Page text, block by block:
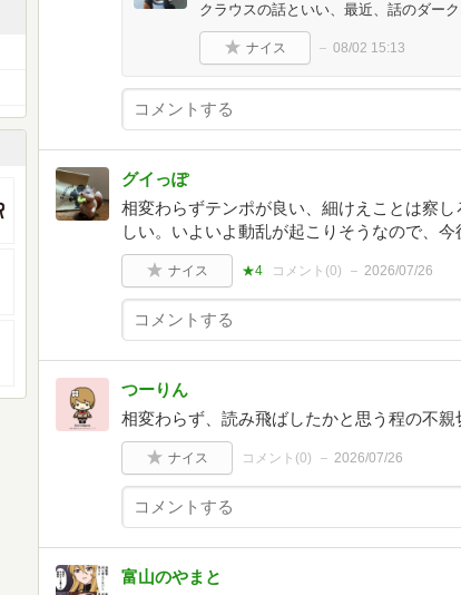
クラウスの話といい、最近、話のダー
ナイス 08/02 15:13
グイっぽ
相変わらずテンポが良い、細けえことは察
しい。いよいよ動乱が起こりそうなので、今
ナイス ★4 コメント(0) 2026/07/26
つーりん
相変わらず、読み飛ばしたかと思う程の不親
ナイス コメント(0) 2026/07/26
富山のやまと